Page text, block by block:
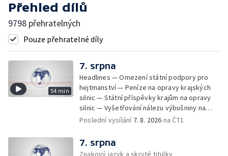
Přehled dílů
9798 přehratelných
Pouze přehratelné díly
54 min
7. srpna
Headlines — Omezení státní podpory pro
hejtmanství — Peníze na opravy krajských
silnic — Státní příspěvky krajům na opravy
silnic — Vyšetřování nálezu výbušniny na
letišti v Lipsku — Pasové kontroly spojů mezi
budovy ve Zlíně — Pohřeb Milana Knížáka —
Obvinění v kauze Správy železnic — Tržby
Poslední vysílání 7. 8. 2026 na ČT1
7. srpna
Znakový jazyk a skryté titulky